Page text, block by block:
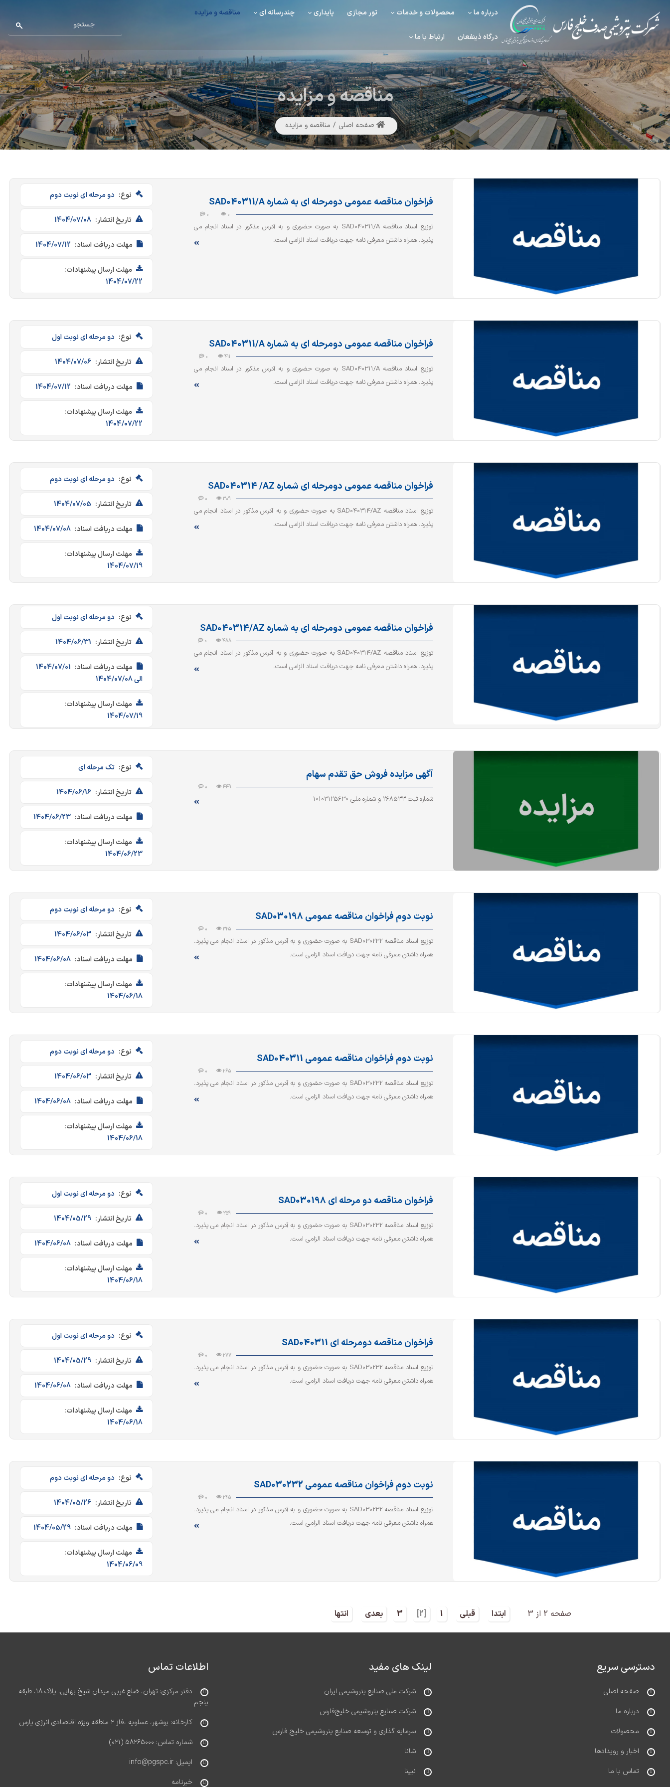
درباره ما محصولات و خدمات تور مجازی پایداری چندرسانه ای مناقصه و مزایده
درگاه ذینفعان ارتباط با ما
مناقصهو مزایده
صفحه اصلی مناقصه و مزایده
فراخوان مناقصه عمومی دومرحله ای به شماره SAD040311/A
0
0
توزیع اسناد مناقصه SAD040311/A به صورت حضوری و به آدرس مذکور در اسناد انجام می
پذیرد. همراه داشتن معرفی نامه جهت دریافت اسناد الزامی است.
نوع: دو مرحله ای نوبت دوم
تاریخ انتشار: 1404/07/08
مهلت دریافت اسناد: 1404/07/12
مهلت ارسال پیشنهادات:
1404/07/22
فراخوان مناقصه عمومی دومرحله ای به شماره SAD040311/A
411
0
توزیع اسناد مناقصه SAD040311/A به صورت حضوری و به آدرس مذکور در اسناد انجام می
پذیرد. همراه داشتن معرفی نامه جهت دریافت اسناد الزامی است.
نوع: دو مرحله ای نوبت اول
تاریخ انتشار: 1404/07/06
مهلت دریافت اسناد: 1404/07/12
مهلت ارسال پیشنهادات:
1404/07/22
فراخوان مناقصه عمومی دومرحله ای شماره SAD040314 /AZ
309
0
توزیع اسناد مناقصه SAD040314/AZ به صورت حضوری و به آدرس مذکور در اسناد انجام می
پذیرد. همراه داشتن معرفی نامه جهت دریافت اسناد الزامی است.
نوع: دو مرحله ای نوبت دوم
تاریخ انتشار: 1404/07/05
مهلت دریافت اسناد: 1404/07/08
مهلت ارسال پیشنهادات:
1404/07/19
فراخوان مناقصه عمومی دومرحله ای به شماره SAD040314/AZ
488
0
توزیع اسناد مناقصه SAD040314/AZ به صورت حضوری و به آدرس مذکور در اسناد انجام می
پذیرد. همراه داشتن معرفی نامه جهت دریافت اسناد الزامی است.
نوع: دو مرحله ای نوبت اول
تاریخ انتشار: 1404/06/31
مهلت دریافت اسناد: 1404/07/01
الی 1404/07/08
مهلت ارسال پیشنهادات:
1404/07/19
آگهی مزایده فروش حق تقدم سهام
449
0
شماره ثبت 268533 و شماره ملی 10103125630
نوع: تک مرحله ای
تاریخ انتشار: 1404/06/16
مهلت دریافت اسناد: 1404/06/23
مهلت ارسال پیشنهادات:
1404/06/23
نوبت دوم فراخوان مناقصه عمومی SAD030198
325
0
توزیع اسناد مناقصه SAD030232 به صورت حضوری و به آدرس مذکور در اسناد انجام می پذیرد.
همراه داشتن معرفی نامه جهت دریافت اسناد الزامی است.
نوع: دو مرحله ای نوبت دوم
تاریخ انتشار: 1404/06/03
مهلت دریافت اسناد: 1404/06/08
مهلت ارسال پیشنهادات:
1404/06/18
نوبت دوم فراخوان مناقصه عمومی SAD040311
265
0
توزیع اسناد مناقصه SAD030232 به صورت حضوری و به آدرس مذکور در اسناد انجام می پذیرد.
همراه داشتن معرفی نامه جهت دریافت اسناد الزامی است.
نوع: دو مرحله ای نوبت دوم
تاریخ انتشار: 1404/06/03
مهلت دریافت اسناد: 1404/06/08
مهلت ارسال پیشنهادات:
1404/06/18
فراخوان مناقصه دو مرحله ای SAD030198
259
0
توزیع اسناد مناقصه SAD030232 به صورت حضوری و به آدرس مذکور در اسناد انجام می پذیرد.
همراه داشتن معرفی نامه جهت دریافت اسناد الزامی است.
نوع: دو مرحله ای نوبت اول
تاریخ انتشار: 1404/05/29
مهلت دریافت اسناد: 1404/06/08
مهلت ارسال پیشنهادات:
1404/06/18
فراخوان مناقصه دومرحله ای SAD040311
277
0
توزیع اسناد مناقصه SAD030232 به صورت حضوری و به آدرس مذکور در اسناد انجام می پذیرد.
همراه داشتن معرفی نامه جهت دریافت اسناد الزامی است.
نوع: دو مرحله ای نوبت اول
تاریخ انتشار: 1404/05/29
مهلت دریافت اسناد: 1404/06/08
مهلت ارسال پیشنهادات:
1404/06/18
نوبت دوم فراخوان مناقصه عمومی SAD030232
245
0
توزیع اسناد مناقصه SAD030232 به صورت حضوری و به آدرس مذکور در اسناد انجام می پذیرد.
همراه داشتن معرفی نامه جهت دریافت اسناد الزامی است.
نوع: دو مرحله ای نوبت دوم
تاریخ انتشار: 1404/05/26
مهلت دریافت اسناد: 1404/05/29
مهلت ارسال پیشنهادات:
1404/06/09
صفحه 2 از 3 ابتدا قبلی 1
[2]
3 بعدی انتها
دسترسی سریع
صفحه اصلی
درباره ما
محصولات
اخبار و رویدادها
تماس با ما
لینک های مفید
شرکت ملی صنایع پتروشیمی ایران
شرکت صنایع پتروشیمی خلیج‌فارس
سرمایه گذاری و توسعه صنایع پتروشیمی خلیج فارس
شانا
نیپنا
اطلاعات تماس
دفتر مرکزی: تهران، ضلع غربی میدان شیخ بهایی، پلاک ۱۸، طبقه
پنجم
کارخانه: بوشهر، عسلویه ،فاز ۲ منطقه ویژه اقتصادی انرژی پارس
شماره تماس: ۵۸۲۶۵۰۰۰ (۰۲۱)
ایمیل: info@pgspc.ir
خبرنامه